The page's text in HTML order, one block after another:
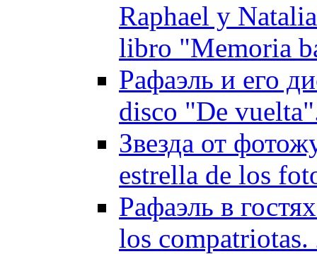
Raphael y
libro "Memoria
Рафаэль и его
disco "De
Звезда от
estrella de los
Рафаэль в
los compatriotas.